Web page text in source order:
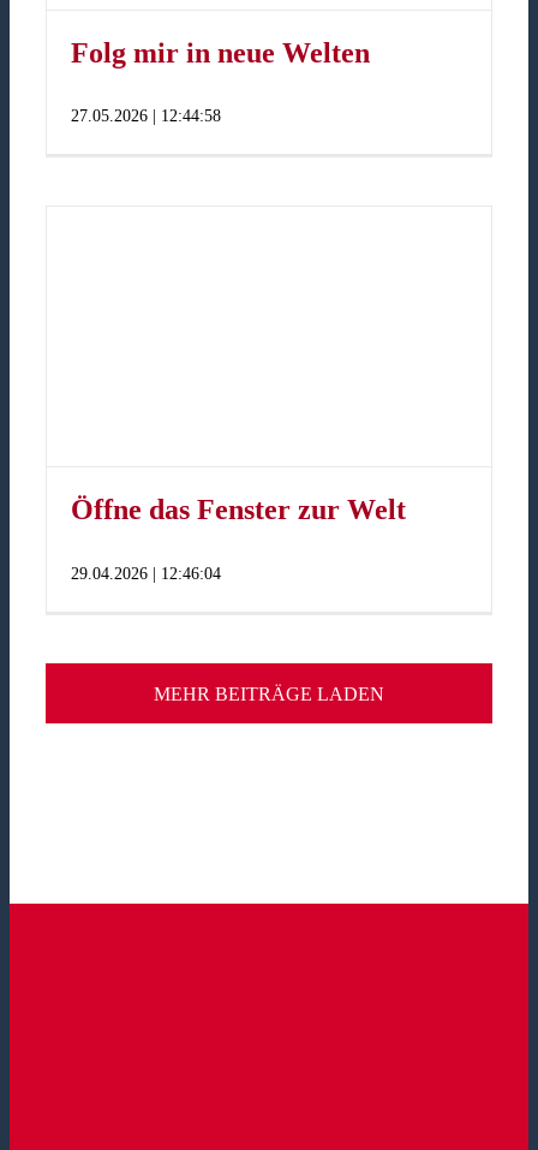
Folg mir in neue Welten
27.05.2026 | 12:44:58
Öffne das Fenster zur Welt
29.04.2026 | 12:46:04
MEHR BEITRÄGE LADEN